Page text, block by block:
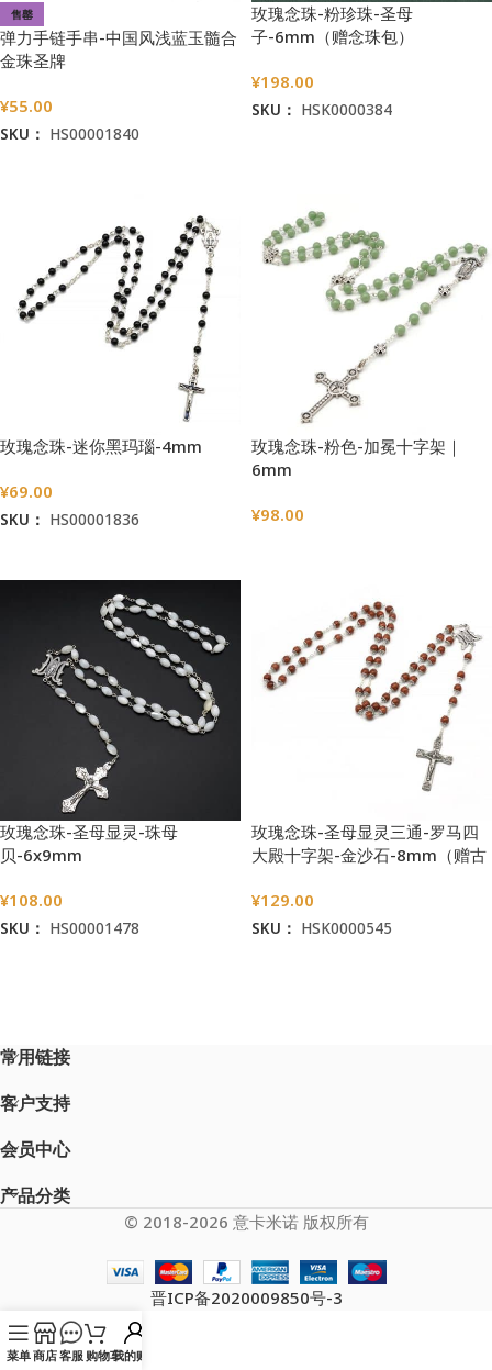
售罄
弹力手链手串-中国风浅蓝玉髓合
金珠圣牌
¥55.00
SKU： HS00001840
玫瑰念珠-粉珍珠-圣母
子-6mm（赠念珠包）
¥198.00
SKU： HSK0000384
玫瑰念珠-迷你黑玛瑙-4mm
¥69.00
SKU： HS00001836
玫瑰念珠-粉色-加冕十字架｜
6mm
¥98.00
玫瑰念珠-圣母显灵-珠母
贝-6x9mm
¥108.00
SKU： HS00001478
玫瑰念珠-圣母显灵三通-罗马四
大殿十字架-金沙石-8mm（赠古
¥129.00
SKU： HSK0000545
常用链接
客户支持
会员中心
产品分类
© 2018-2026 意卡米诺 版权所有
晋ICP备2020009850号-3
菜单商店客服 购物车我的账户